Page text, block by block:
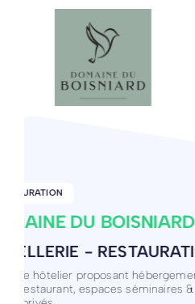
LA GRANDE
COACH
AU SERVICE